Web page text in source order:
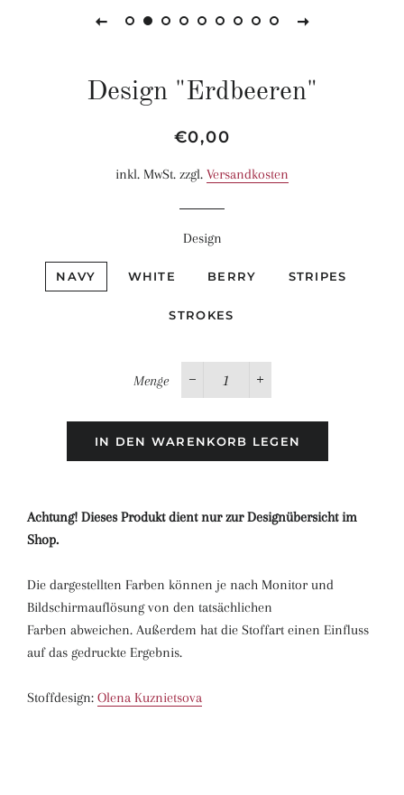
Design "Erdbeeren"
Normaler
Sonderpreis
€0,00
inkl. MwSt. zzgl. Versandkosten
Design
NAVY WHITE BERRY STRIPES
STROKES
Menge
−
+
IN DEN WARENKORB LEGEN
Achtung! Dieses Produkt dient nur zur Designübersicht im
Shop.
Die dargestellten Farben können je nach Monitor und
Bildschirmauflösung von den tatsächlichen
Farben abweichen. Außerdem hat die Stoffart einen Einfluss
auf das gedruckte Ergebnis.
Stoffdesign: Olena Kuznietsova